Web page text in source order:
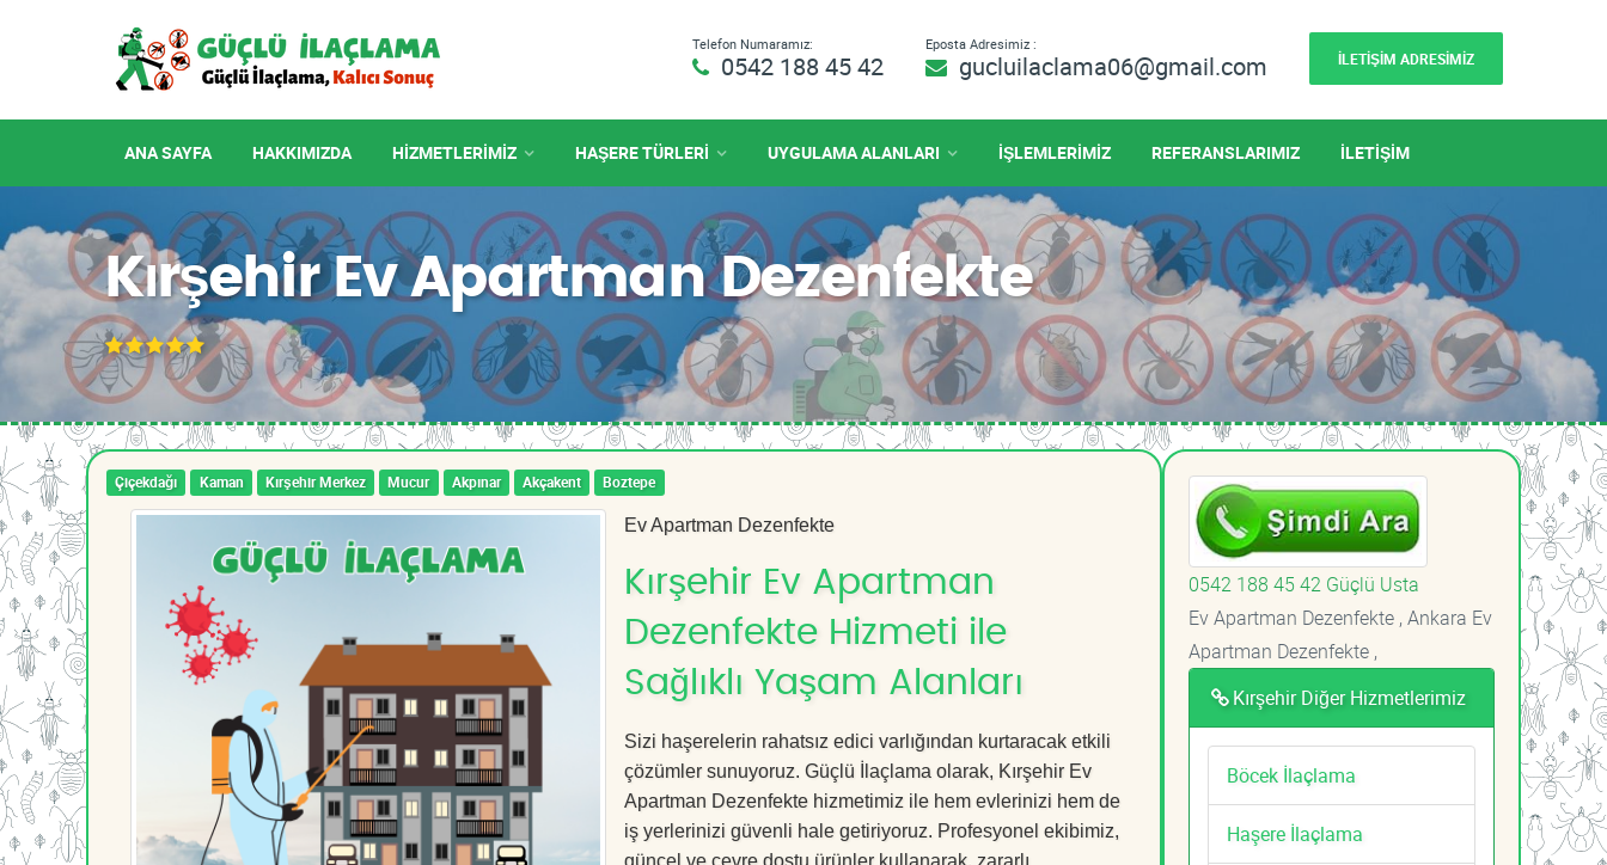
Telefon Numaramız:
0542 188 45 42
Eposta Adresimiz :
gucluilaclama06@gmail.com İLETİŞİM ADRESİMİZ
ANA SAYFA HAKKIMIZDA HIZMETLERIMIZ HAŞERE TÜRLERİ UYGULAMA ALANLARI İŞLEMLERİMİZ REFERANSLARIMIZ İLETİŞİM
Kırşehir Ev Apartman Dezenfekte
Çiçekdağı Kaman Kırşehir Merkez Mucur Akpınar Akçakent Boztepe
Ev Apartman Dezenfekte
Kırşehir Ev Apartman
Dezenfekte Hizmeti ile
Sağlıklı Yaşam Alanları
Sizi haşerelerin rahatsız edici varlığından kurtaracak etkili
çözümler sunuyoruz. Güçlü İlaçlama olarak, Kırşehir Ev
Apartman Dezenfekte hizmetimiz ile hem evlerinizi hem de
iş yerlerinizi güvenli hale getiriyoruz. Profesyonel ekibimiz,
güncel ve çevre dostu ürünler kullanarak, zararlı
0542 188 45 42 Güçlü Usta
Ev Apartman Dezenfekte , Ankara Ev
Apartman Dezenfekte ,
Kırşehir Diğer Hizmetlerimiz
Böcek İlaçlama
Haşere İlaçlama